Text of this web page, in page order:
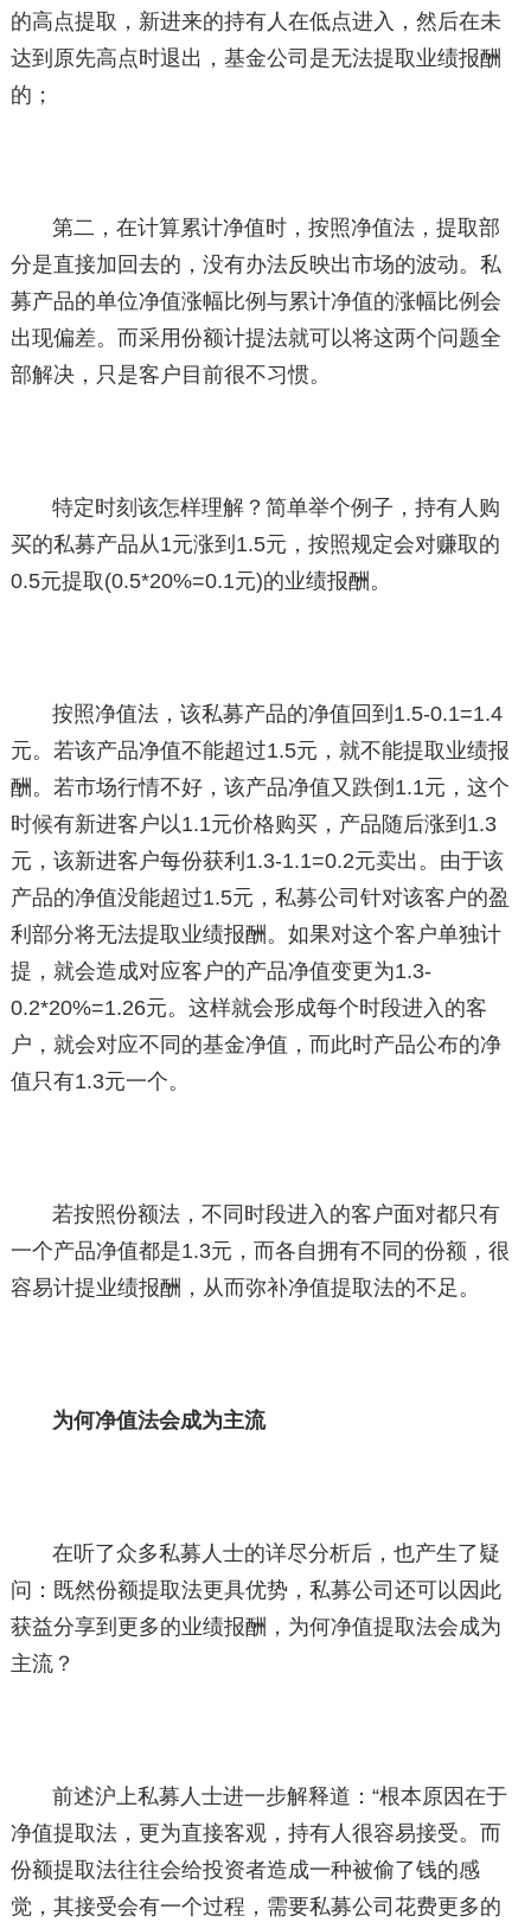
的高点提取，新进来的持有人在低点进入，然后在未
达到原先高点时退出，基金公司是无法提取业绩报酬
的；
第二，在计算累计净值时，按照净值法，提取部
分是直接加回去的，没有办法反映出市场的波动。私
募产品的单位净值涨幅比例与累计净值的涨幅比例会
出现偏差。而采用份额计提法就可以将这两个问题全
部解决，只是客户目前很不习惯。
特定时刻该怎样理解？简单举个例子，持有人购
买的私募产品从1元涨到1.5元，按照规定会对赚取的
0.5元提取(0.5*20%=0.1元)的业绩报酬。
按照净值法，该私募产品的净值回到1.5-0.1=1.4
元。若该产品净值不能超过1.5元，就不能提取业绩报
酬。若市场行情不好，该产品净值又跌倒1.1元，这个
时候有新进客户以1.1元价格购买，产品随后涨到1.3
元，该新进客户每份获利1.3-1.1=0.2元卖出。由于该
产品的净值没能超过1.5元，私募公司针对该客户的盈
利部分将无法提取业绩报酬。如果对这个客户单独计
提，就会造成对应客户的产品净值变更为1.3-
0.2*20%=1.26元。这样就会形成每个时段进入的客
户，就会对应不同的基金净值，而此时产品公布的净
值只有1.3元一个。
若按照份额法，不同时段进入的客户面对都只有
一个产品净值都是1.3元，而各自拥有不同的份额，很
容易计提业绩报酬，从而弥补净值提取法的不足。
为何净值法会成为主流
在听了众多私募人士的详尽分析后，也产生了疑
问：既然份额提取法更具优势，私募公司还可以因此
获益分享到更多的业绩报酬，为何净值提取法会成为
主流？
前述沪上私募人士进一步解释道：“根本原因在于
净值提取法，更为直接客观，持有人很容易接受。而
份额提取法往往会给投资者造成一种被偷了钱的感
觉，其接受会有一个过程，需要私募公司花费更多的